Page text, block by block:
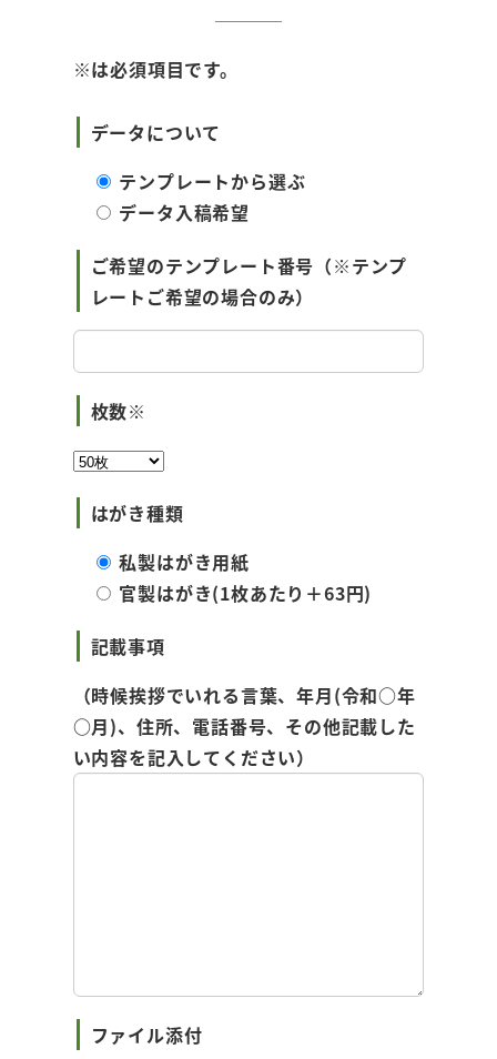
※は必須項目です。
データについて
テンプレートから選ぶ
データ入稿希望
ご希望のテンプレート番号（※テンプ
レートご希望の場合のみ）
枚数※
はがき種類
私製はがき用紙
官製はがき(1枚あたり＋63円)
記載事項
（時候挨拶でいれる言葉、年月(令和○年
○月)、住所、電話番号、その他記載した
い内容を記入してください）
ファイル添付